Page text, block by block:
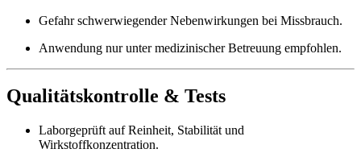
Gefahr schwerwiegender Nebenwirkungen bei Missbrauch.
Anwendung nur unter medizinischer Betreuung empfohlen.
Qualitätskontrolle & Tests
Laborgeprüft auf Reinheit, Stabilität und
Wirkstoffkonzentration.